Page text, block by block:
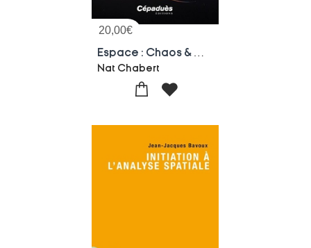
20,00€
Nat Chabert